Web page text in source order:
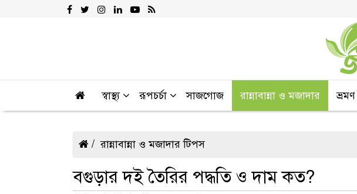
স্বাস্থ্য রূপচর্চা সাজগোজ রান্নাবান্না ও মজাদার ভ্রমণ
রান্নাবান্না ও মজাদার টিপস
বগুড়ার দই তৈরির পদ্ধতি ও দাম কত?